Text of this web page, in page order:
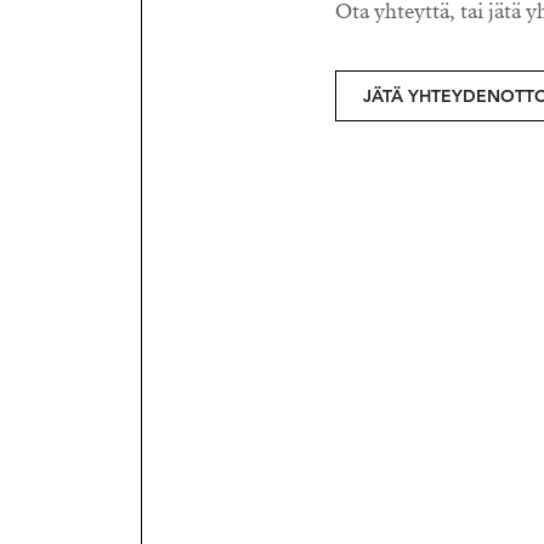
Ota yhteyttä, tai jätä
JÄTÄ